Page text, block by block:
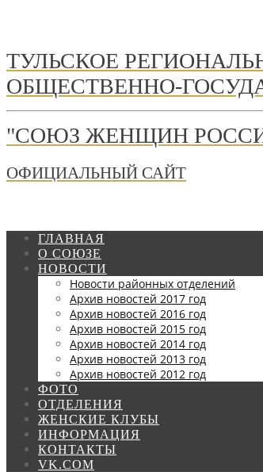
ТУЛЬСКОЕ
ОБЩЕСТВЕННО-
"СОЮЗ ЖЕНЩИН
ОФИЦИАЛЬНЫЙ САЙТ
ГЛАВНАЯ
О СОЮЗЕ
НОВОСТИ
Новости районных отделений
Архив новостей 2017 год
Архив новостей 2016 год
Архив новостей 2015 год
Архив новостей 2014 год
Архив новостей 2013 год
Архив новостей 2012 год
ФОТО
ОТДЕЛЕНИЯ
ЖЕНСКИЕ КЛУБЫ
ИНФОРМАЦИЯ
КОНТАКТЫ
VK.COM